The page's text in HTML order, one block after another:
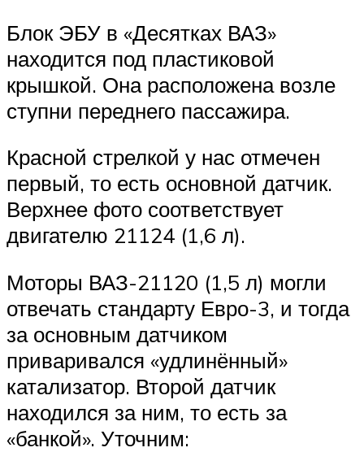
Блок ЭБУ в «Десятках ВАЗ»
находится под пластиковой
крышкой. Она расположена возле
ступни переднего пассажира.
Красной стрелкой у нас отмечен
первый, то есть основной датчик.
Верхнее фото соответствует
двигателю 21124 (1,6 л).
Моторы ВАЗ-21120 (1,5 л) могли
отвечать стандарту Евро-3, и тогда
за основным датчиком
приваривался «удлинённый»
катализатор. Второй датчик
находился за ним, то есть за
«банкой». Уточним: